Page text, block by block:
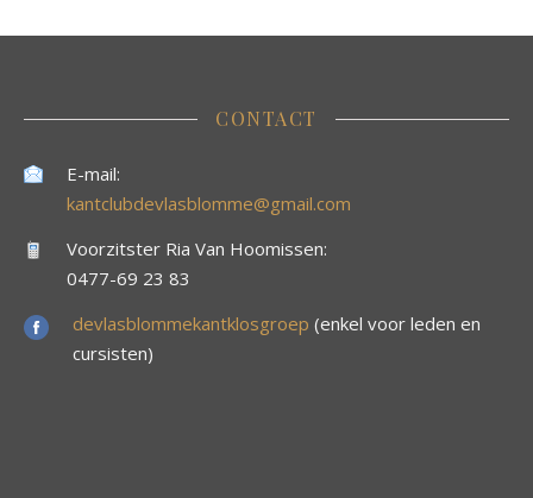
CONTACT
E-mail:
kantclubdevlasblomme@gmail.com
Voorzitster Ria Van Hoomissen:
0477-69 23 83
devlasblommekantklosgroep (enkel voor leden en
cursisten)